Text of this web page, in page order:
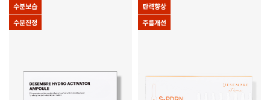
수분보습
수분진정
탄력향상
주름개선